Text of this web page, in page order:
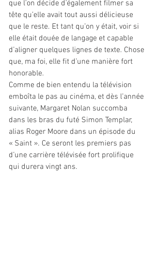
que l’on décide d’également filmer sa
tête qu’elle avait tout aussi délicieuse
que le reste. Et tant qu’on y était, voir si
elle était douée de langage et capable
d’aligner quelques lignes de texte. Chose
que, ma foi, elle fit d’une manière fort
honorable.
Comme de bien entendu la télévision
emboîta le pas au cinéma, et dès l’année
suivante, Margaret Nolan succomba
dans les bras du futé Simon Templar,
alias Roger Moore dans un épisode du
« Saint ». Ce seront les premiers pas
d’une carrière télévisée fort prolifique
qui durera vingt ans.